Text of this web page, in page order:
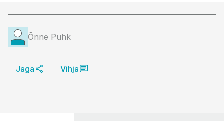
Õnne Puhk
Jaga Vihja